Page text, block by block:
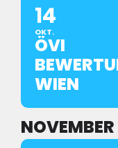
14
OKT.
ÖVI
WIEN
NOVEMBER